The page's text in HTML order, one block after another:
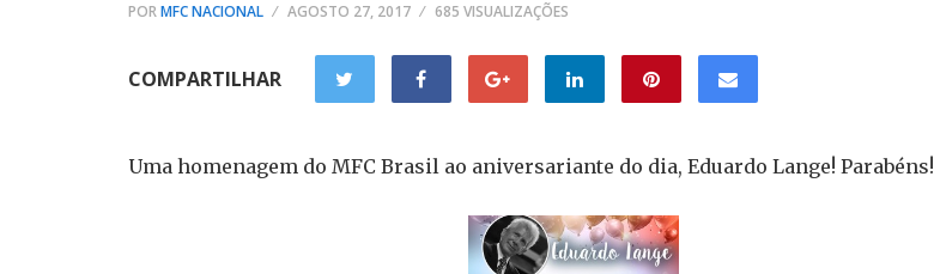
PORMFC NACIONAL AGOSTO 27, 2017 685 VISUALIZAÇÕES
COMPARTILHAR
Uma homenagem do MFC Brasil ao aniversariante do dia, Eduardo Lange! Parabéns!